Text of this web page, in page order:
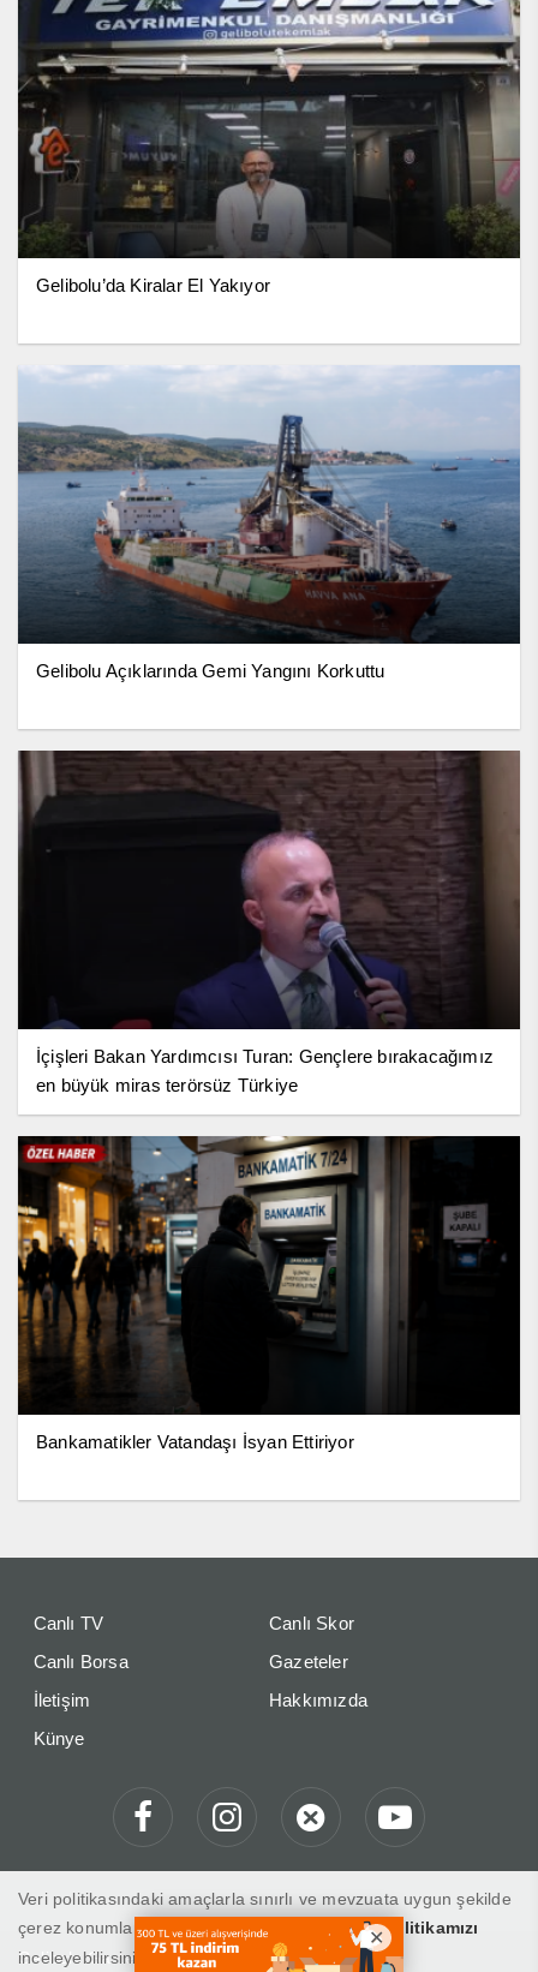
Gelibolu’da Kiralar El Yakıyor
Gelibolu Açıklarında Gemi Yangını Korkuttu
İçişleri Bakan Yardımcısı Turan: Gençlere bırakacağımız
en büyük miras terörsüz Türkiye
Bankamatikler Vatandaşı İsyan Ettiriyor
Canlı TV
Canlı Skor
Canlı Borsa
Gazeteler
İletişim
Hakkımızda
Künye
Gelibolu Gaste "Haberin Doğru Adresi"
Veri politikasındaki amaçlarla sınırlı ve mevzuata uygun şekilde
çerez konumlandırmaktayız. Detaylar için
veri politikamızı
inceleyebilirsiniz.